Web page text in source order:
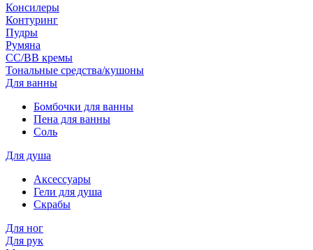
Консилеры
Контуринг
Пудры
Румяна
СС/ВВ кремы
Тональные средства/кушоны
Для ванны
Бомбочки для ванны
Пена для ванны
Соль
Для душа
Аксессуары
Гели для душа
Скрабы
Для ног
Для рук